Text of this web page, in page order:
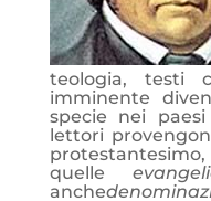
teologia, testi
imminente
specie nei
lettori
quelle
anche